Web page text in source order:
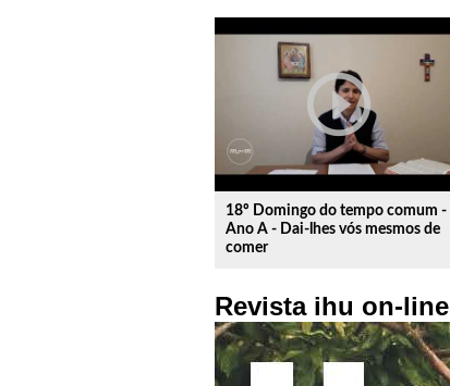
play_circle_outline
18º Domingo do tempo comum -
Ano A - Dai-lhes vós mesmos de
comer
Revista ihu on-line